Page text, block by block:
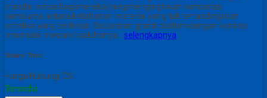
standar emas bagi mereka yang menginginkan kombinasi
sempurna antara ketahanan material yang tak tertandingi dan
estetika yang berkelas. Batu nisan granit custom dengan konsep
minimalis mewah tidak hanya… selengkapnya
Share This :
Harga Hubungi CS
Tersedia